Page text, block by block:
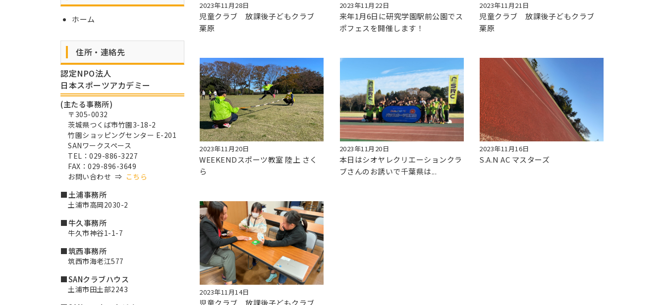
2023年11月28日
児童クラブ 放課後子どもクラブ
栗原
2023年11月22日
来年1月6日に研究学園駅前公園でス
ポフェスを開催します！
2023年11月21日
児童クラブ 放課後子どもクラブ
栗原
2023年11月20日
WEEKENDスポーツ教室 陸上 さく
ら
2023年11月20日
本日はシオヤレクリエーションクラ
ブさんのお誘いで千葉県は...
2023年11月16日
S.A.N AC マスターズ
2023年11月14日
ホーム
住所・連絡先
認定NPO法人
日本スポーツアカデミー
(主たる事務所)
〒305-0032
茨城県つくば市竹園3-18-2
竹園ショッピングセンター E-201
SANワークスペース
TEL：029-886-3227
FAX：029-896-3649
お問い合わせ ⇒ こちら
■土浦事務所
土浦市高岡2030-2
■牛久事務所
牛久市神谷1-1-7
■筑西事務所
筑西市海老江577
■SANクラブハウス
土浦市田土部2243